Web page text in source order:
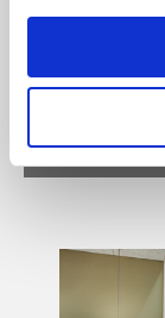
vedrørende